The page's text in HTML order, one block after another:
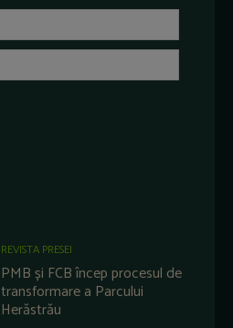
REVISTA PRESEI
PMB și FCB încep procesul de
transformare a Parcului
Herăstrău